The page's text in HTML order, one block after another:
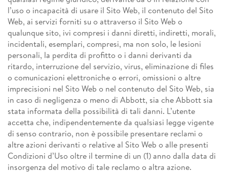
l’uso o incapacità di usare il Sito Web, il contenuto del Sito
Web, ai servizi forniti su o attraverso il Sito Web o
qualunque sito, ivi compresi i danni diretti, indiretti, morali,
incidentali, esemplari, compresi, ma non solo, le lesioni
personali, la perdita di profitto o i danni derivanti da
ritardo, interruzione del servizio, virus, eliminazione di files
o comunicazioni elettroniche o errori, omissioni o altre
imprecisioni nel Sito Web o nel contenuto del Sito Web, sia
in caso di negligenza o meno di Abbott, sia che Abbott sia
stata informata della possibilità di tali danni. L’utente
accetta che, indipendentemente da qualsiasi legge vigente
di senso contrario, non è possibile presentare reclami o
altre azioni derivanti o relative al Sito Web o alle presenti
Condizioni d’Uso oltre il termine di un (1) anno dalla data di
insorgenza del motivo di tale reclamo o altra azione.